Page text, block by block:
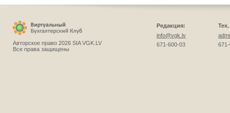
Авторское право 2026 SIA VGK.LV
Все права защищены
Редакция:
info@vgk.lv
671-600-03